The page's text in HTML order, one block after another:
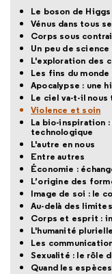
Le boson de
Vénus dans tous
Corps sous
Un peu de
L'exploration des
Les fins du monde
Apocalypse : une
Le ciel va-t-il
Violence et soin
La bio-inspiration
technologique
L'autre en nous
Entre autres
Économie :
L’origine des
Image de soi : le
Au-delà des
Corps et esprit :
L'humanité plurielle
Les
Sexualité : le rôle
Quand les